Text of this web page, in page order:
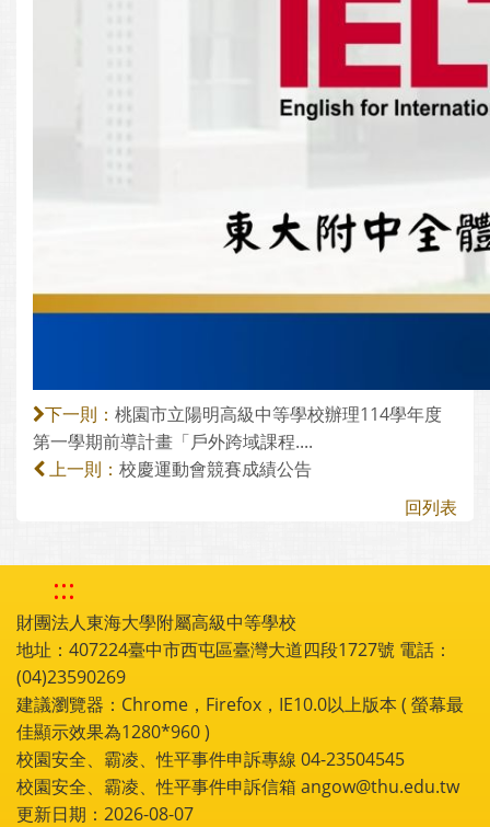
下一則： 桃園市立陽明高級中等學校辦理114學年度
第一學期前導計畫「戶外跨域課程....
上一則： 校慶運動會競賽成績公告
回列表
:::
財團法人東海大學附屬高級中等學校
地址：407224臺中市西屯區臺灣大道四段1727號 電話：
(04)23590269
建議瀏覽器：Chrome，Firefox，IE10.0以上版本 ( 螢幕最
佳顯示效果為1280*960 )
校園安全、霸凌、性平事件申訴專線 04-23504545
校園安全、霸凌、性平事件申訴信箱 angow@thu.edu.tw
更新日期：2026-08-07